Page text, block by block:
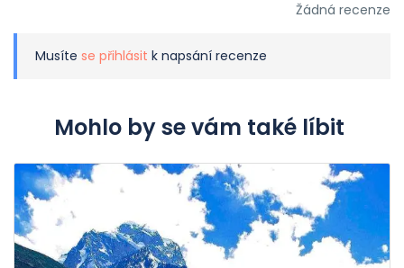
Žádná recenze
Musíte se přihlásit k napsání recenze
Mohlo by se vám také líbit